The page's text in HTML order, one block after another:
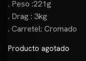
. Peso :221g
. Drag : 3kg
. Carretel: Cromado
Producto agotado